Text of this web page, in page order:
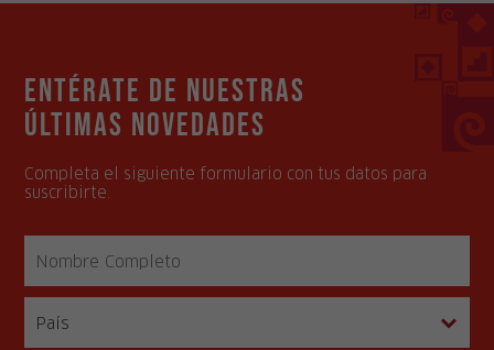
Entérate de nuestras
últimas novedades
Completa el siguiente formulario con tus datos para
suscribirte.